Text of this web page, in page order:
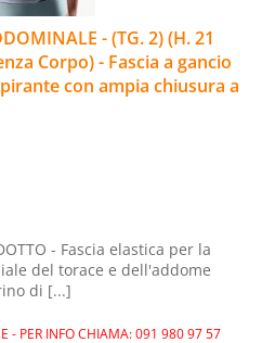
- (TG. 2) (H. 21
Corpo) - Fascia a gancio
con ampia chiusura a
- Fascia elastica per la
del torace e dell'addome
di [...]
- PER INFO CHIAMA: 091 980 97 57